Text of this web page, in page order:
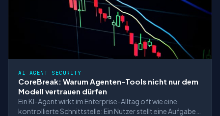
AI AGENT SECURITY
CoreBreak: Warum Agenten-Tools nicht nur dem
Modell vertrauen dürfen
Ein KI-Agent wirkt im Enterprise-Alltag oft wie eine
kontrollierte Schnittstelle: Ein Nutzer stellt eine Aufgabe,